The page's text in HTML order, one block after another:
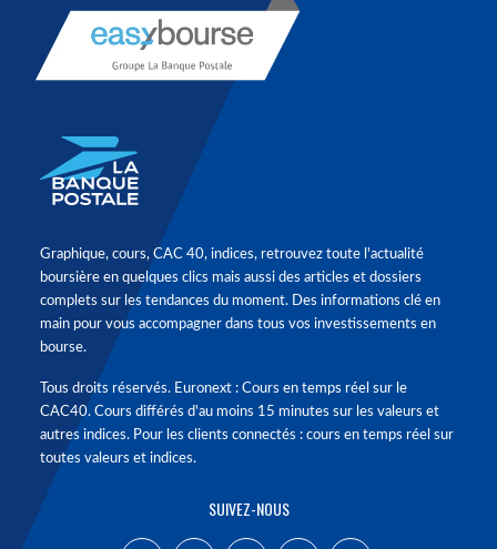
Graphique, cours, CAC 40, indices, retrouvez toute l'actualité
boursière en quelques clics mais aussi des articles et dossiers
complets sur les tendances du moment. Des informations clé en
main pour vous accompagner dans tous vos investissements en
bourse.
Tous droits réservés. Euronext : Cours en temps réel sur le
CAC40. Cours différés d'au moins 15 minutes sur les valeurs et
autres indices. Pour les clients connectés : cours en temps réel sur
toutes valeurs et indices.
SUIVEZ-NOUS